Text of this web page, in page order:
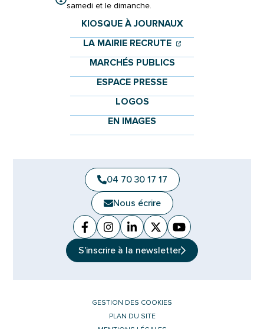
samedi et le dimanche.
KIOSQUE À JOURNAUX
LA MAIRIE RECRUTE (OUVERTURE
(OUVERTURE
MARCHÉS PUBLICS
ESPACE PRESSE
LOGOS
EN IMAGES
04 70 30 17 17
Nous écrire
Facebook
(ouverture dans un nouvel onglet)
Instagram
(ouverture dans un nouvel
Linkedin
(ouverture dans un nouvel
X (Twitter)
(ouverture dans un
YouTube
(ouverture dans
S'inscrire à la newsletter
GESTION DES COOKIES
PLAN DU SITE